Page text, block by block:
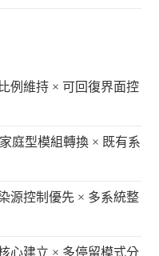
例維持 × 可回復界面控
庭型模組轉換 × 既有系
源控制優先 × 多系統整
心建立 × 多停留模式分